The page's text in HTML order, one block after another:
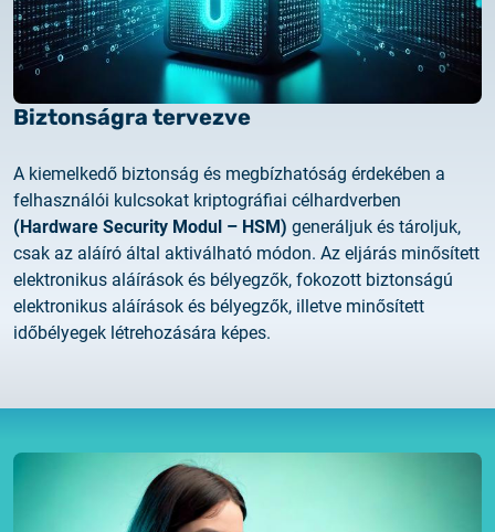
Biztonságra tervezve
A kiemelkedő biztonság és megbízhatóság érdekében a
felhasználói kulcsokat kriptográfiai célhardverben
(Hardware Security Modul – HSM) generáljuk és tároljuk,
csak az aláíró által aktiválható módon. Az eljárás minősített
elektronikus aláírások és bélyegzők, fokozott biztonságú
elektronikus aláírások és bélyegzők, illetve minősített
időbélyegek létrehozására képes.